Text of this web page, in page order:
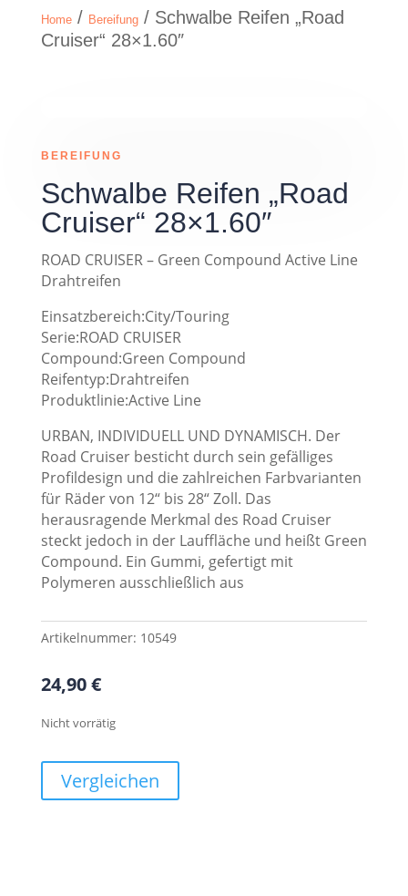
Home/ Bereifung/ Schwalbe Reifen „Road
Cruiser“ 28×1.60″
BEREIFUNG
Schwalbe Reifen „Road
Cruiser“ 28×1.60″
ROAD CRUISER – Green Compound Active Line
Drahtreifen
Einsatzbereich:City/Touring
Serie:ROAD CRUISER
Compound:Green Compound
Reifentyp:Drahtreifen
Produktlinie:Active Line
URBAN, INDIVIDUELL UND DYNAMISCH. Der
Road Cruiser besticht durch sein gefälliges
Profildesign und die zahlreichen Farbvarianten
für Räder von 12“ bis 28“ Zoll. Das
herausragende Merkmal des Road Cruiser
steckt jedoch in der Lauffläche und heißt Green
Compound. Ein Gummi, gefertigt mit
Polymeren ausschließlich aus
Artikelnummer: 10549
24,90€
Nicht vorrätig
Vergleichen